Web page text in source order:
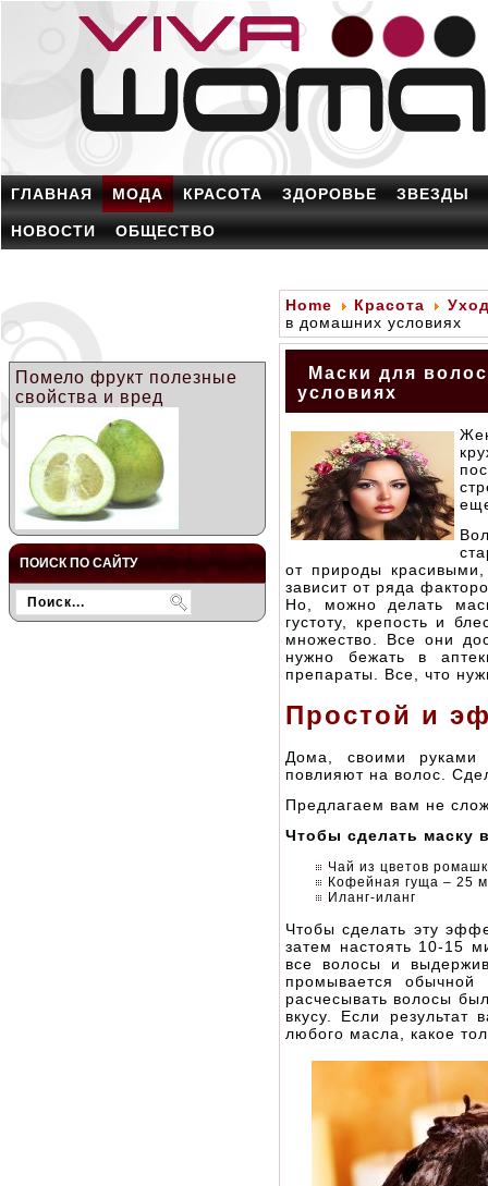
ГЛАВНАЯ МОДА КРАСОТА ЗДОРОВЬЕ ЗВЕЗДЫ
НОВОСТИ ОБЩЕСТВО
Помело фрукт полезные
свойства и вред
ПОИСК ПО САЙТУ
Home Красота
в домашних условиях
Маски для
условиях
от природы
зависит от ряда
Но, можно делать
густоту, крепость и
множество. Все они
нужно бежать в
препараты. Все, что
Простой и
Дома, своими руками
повлияют на волос.
Предлагаем вам не
Чтобы сделать маску
Чай из цветов
Кофейная гуща – 25
Иланг-иланг
Чтобы сделать эту
затем настоять 10-15
все волосы и
промывается
расчесывать волосы
вкусу. Если
любого масла, какое